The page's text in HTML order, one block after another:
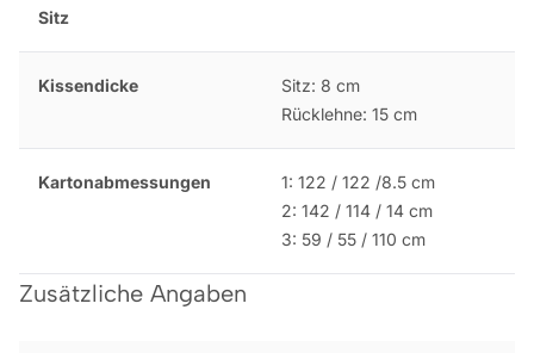
Sitz
Kissendicke
Sitz: 8 cm
Rücklehne: 15 cm
Kartonabmessungen
1: 122 / 122 /8.5 cm
2: 142 / 114 / 14 cm
3: 59 / 55 / 110 cm
Zusätzliche Angaben